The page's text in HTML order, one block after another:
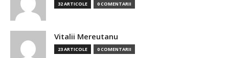
32 ARTICOLE 0 COMENTARII
Vitalii Mereutanu
23 ARTICOLE 0 COMENTARII